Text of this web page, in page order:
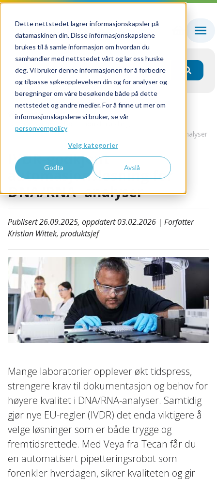
Dette nettstedet lagrer informasjonskapsler på
datamaskinen din. Disse informasjonskapslene
brukes til å samle informasjon om hvordan du
samhandler med nettstedet vårt og lar oss huske
deg. Vi bruker denne informasjonen for å forbedre
og tilpasse søkeopplevelsen din og for analyser og
beregninger om våre besøkende både på dette
nettstedet og andre medier. For å finne ut mer om
informasjonskapslene vi bruker, se vår
personvernpolicy
Velg kategorier
Godta Avslå
Fagområder
Sykehus
Pipetteringsrobot / Liquid handling
IVDR-godkjent automasjonsløsning for DNA/RNA- analyser
IVDR-godkjent
automasjonsløsning for
DNA/RNA- analyser
Publisert 26.09.2025, oppdatert 03.02.2026 | Forfatter
Kristian Wittek, produktsjef
Mange laboratorier opplever økt tidspress,
strengere krav til dokumentasjon og behov for
høyere kvalitet i DNA/RNA-analyser. Samtidig
gjør nye EU-regler (IVDR) det enda viktigere å
velge løsninger som er både trygge og
fremtidsrettede. Med Veya fra Tecan får du
en automatisert pipetteringsrobot som
forenkler hverdagen, sikrer kvaliteten og gir